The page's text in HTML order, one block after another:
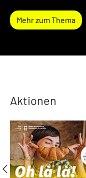
Mehr zum Thema
Aktionen